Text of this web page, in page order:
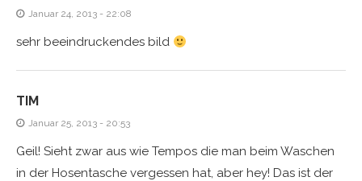
Januar 24, 2013 - 22:08
sehr beeindruckendes bild
TIM
Januar 25, 2013 - 20:53
Geil! Sieht zwar aus wie Tempos die man beim Waschen
in der Hosentasche vergessen hat, aber hey! Das ist der